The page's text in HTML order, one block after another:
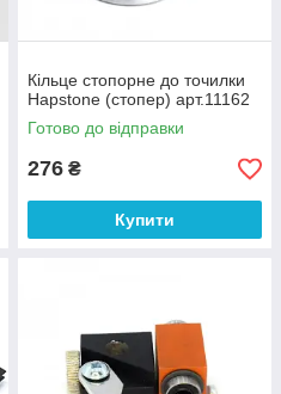
Кільце стопорне до точилки
Hapstone (стопер) арт.11162
Готово до відправки
276 ₴
Купити